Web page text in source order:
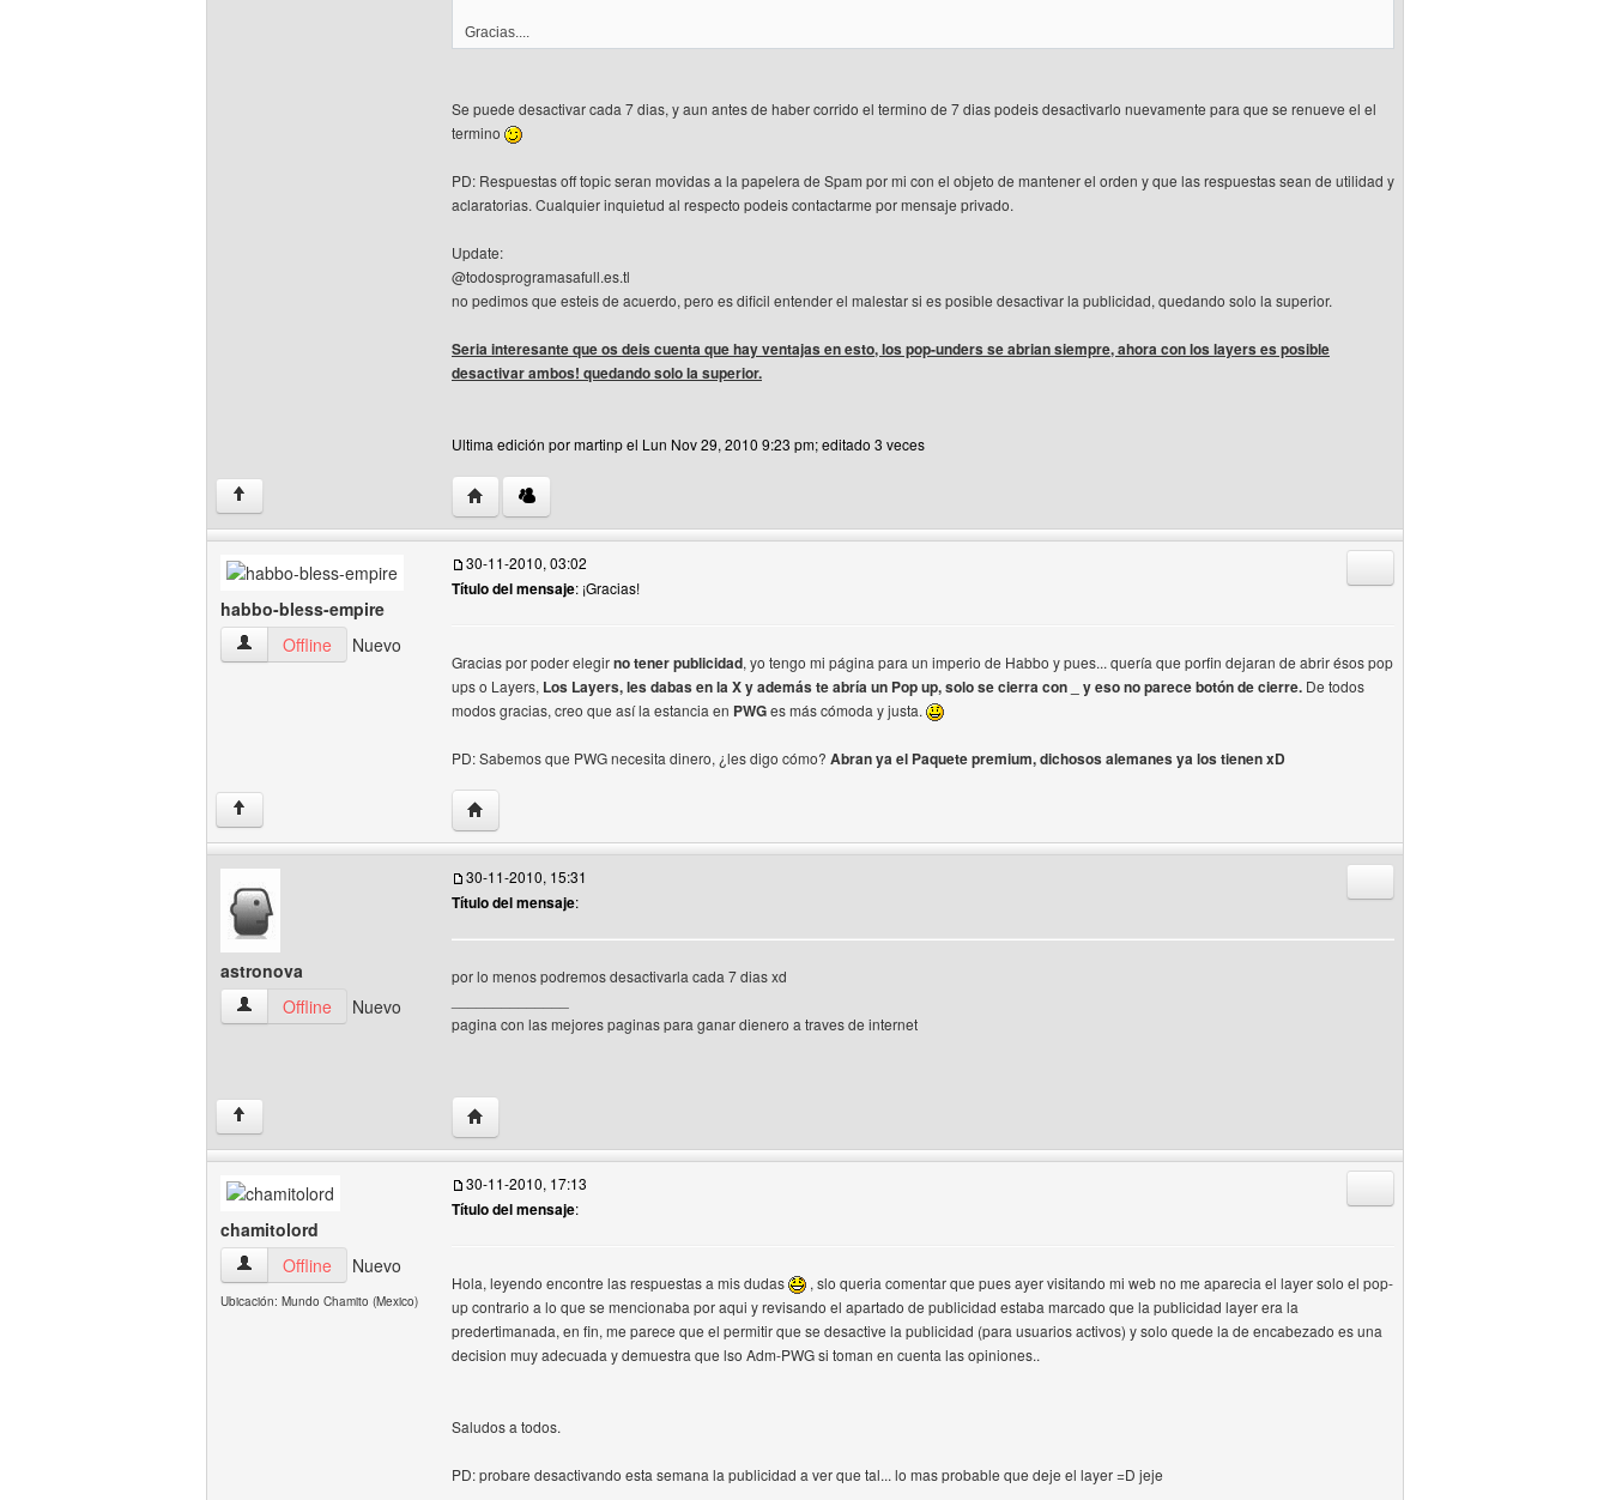
Gracias....
Se puede desactivar cada 7 dias, y aun antes de haber corrido el termino de 7 dias podeis desactivarlo nuevamente para que se renueve el el
termino
PD: Respuestas off topic seran movidas a la papelera de Spam por mi con el objeto de mantener el orden y que las respuestas sean de utilidad y
aclaratorias. Cualquier inquietud al respecto podeis contactarme por mensaje privado.
Update:
@todosprogramasafull.es.tl
no pedimos que esteis de acuerdo, pero es dificil entender el malestar si es posible desactivar la publicidad, quedando solo la superior.
Seria interesante que os deis cuenta que hay ventajas en esto, los pop-unders se abrian siempre, ahora con los layers es posible
desactivar ambos! quedando solo la superior.
Ultima edición por martinp el Lun Nov 29, 2010 9:23 pm; editado 3 veces
↑ Visitar sitio web del autor: martinp
habbo-bless-empire
habbo-bless-empire Ver perfil del usuario
Offline Nuevo
30-11-2010, 03:02
Título del mensaje: ¡Gracias!
Gracias por poder elegirno tener publicidad, yo tengo mi página para un imperio de Habbo y pues... quería que porfin dejaran de abrir ésos pop
ups o Layers, Los Layers, les dabas en la X y además te abría un Pop up, solo se cierra con _ y eso no parece botón de cierre. De todos
modos gracias, creo que así la estancia en PWGes más cómoda y justa.
PD: Sabemos que PWG necesita dinero, ¿les digo cómo? Abran ya el Paquete premium, dichosos alemanes ya los tienen xD
↑ Visitar sitio web del autor: habbo-bless-empire
astronova
astronova Ver perfil del usuario
Offline Nuevo
30-11-2010, 15:31
Título del mensaje:
por lo menos podremos desactivarla cada 7 dias xd
pagina con las mejores paginas para ganar dienero a traves de internet
↑ Visitar sitio web del autor: astronova
chamitolord
chamitolord Ver perfil del usuario
Offline Nuevo
Ubicación: Mundo Chamito (Mexico)
30-11-2010, 17:13
Título del mensaje:
Hola, leyendo encontre las respuestas a mis dudas
, slo queria comentar que pues ayer visitando mi web no me aparecia el layer solo el pop-
up contrario a lo que se mencionaba por aqui y revisando el apartado de publicidad estaba marcado que la publicidad layer era la
predertimanada, en fin, me parece que el permitir que se desactive la publicidad (para usuarios activos) y solo quede la de encabezado es una
decision muy adecuada y demuestra que lso Adm-PWG si toman en cuenta las opiniones..
Saludos a todos.
PD: probare desactivando esta semana la publicidad a ver que tal... lo mas probable que deje el layer =D jeje